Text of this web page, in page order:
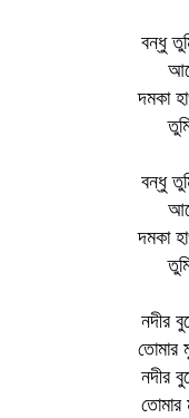
বন্ধু
দমকা
বন্ধু
দমকা
নদীর
তোমার
নদীর
তোমার